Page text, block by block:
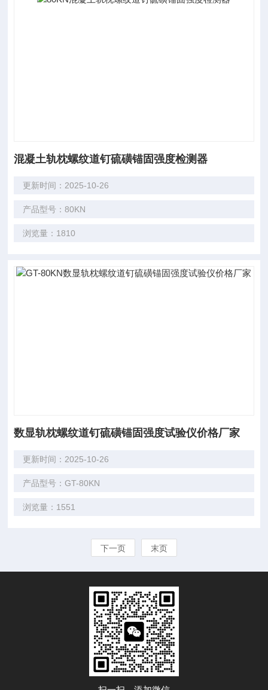
混凝土轨枕螺纹道钉硫磺锚固强度检测器
更新时间：2025-10-26
产品型号：80KN
浏览量：1810
数显轨枕螺纹道钉硫磺锚固强度试验仪价格厂家
更新时间：2025-10-26
产品型号：GT-80KN
浏览量：1551
下一页 末页